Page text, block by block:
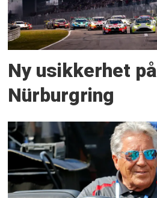
Ny usikkerhet på
Nürburgring